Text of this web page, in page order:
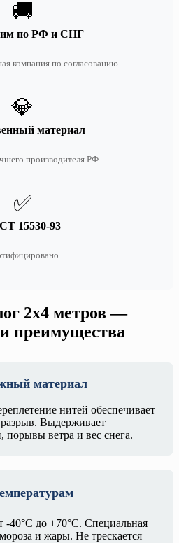
🚚
по РФ и СНГ
компания по согласованию
💎
материал
производителя РФ
✅
15530-93
2х4 метров —
преимущества
материал
нитей обеспечивает
Выдерживает
порывы ветра и вес снега.
-40°C до +70°C. Специальная
и жары. Не трескается